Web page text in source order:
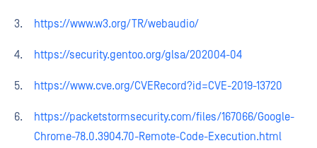
https://www.w3.org/TR/webaudio/
https://security.gentoo.org/glsa/202004-04
https://www.cve.org/CVERecord?id=CVE-2019-13720
https://packetstormsecurity.com/files/167066/Google-
Chrome-78.0.3904.70-Remote-Code-Execution.html